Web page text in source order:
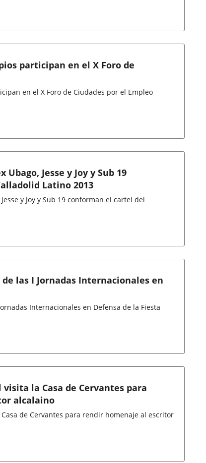
participan en el X Foro de
grandes municipios participan en el X Foro de Ciudades por el Empleo
Jesse y Joy y Sub 19
Latino 2013
y Joy y Sub 19 conforman el cartel del
las I Jornadas Internacionales en
Internacionales en Defensa de la Fiesta
la Casa de Cervantes para
alcalaino
de Cervantes para rendir homenaje al escritor